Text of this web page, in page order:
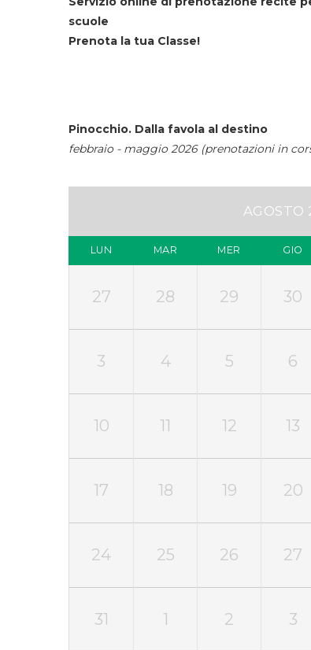
scuole
Prenota la tua Classe!
Pinocchio. Dalla favola al destino
febbraio - maggio 2026 (prenotazioni in
AGOSTO
LUN MAR MER GIO
27 28 29 30
3 4 5 6
10 11 12 13
17 18 19 20
24 25 26 27
31 1 2 3